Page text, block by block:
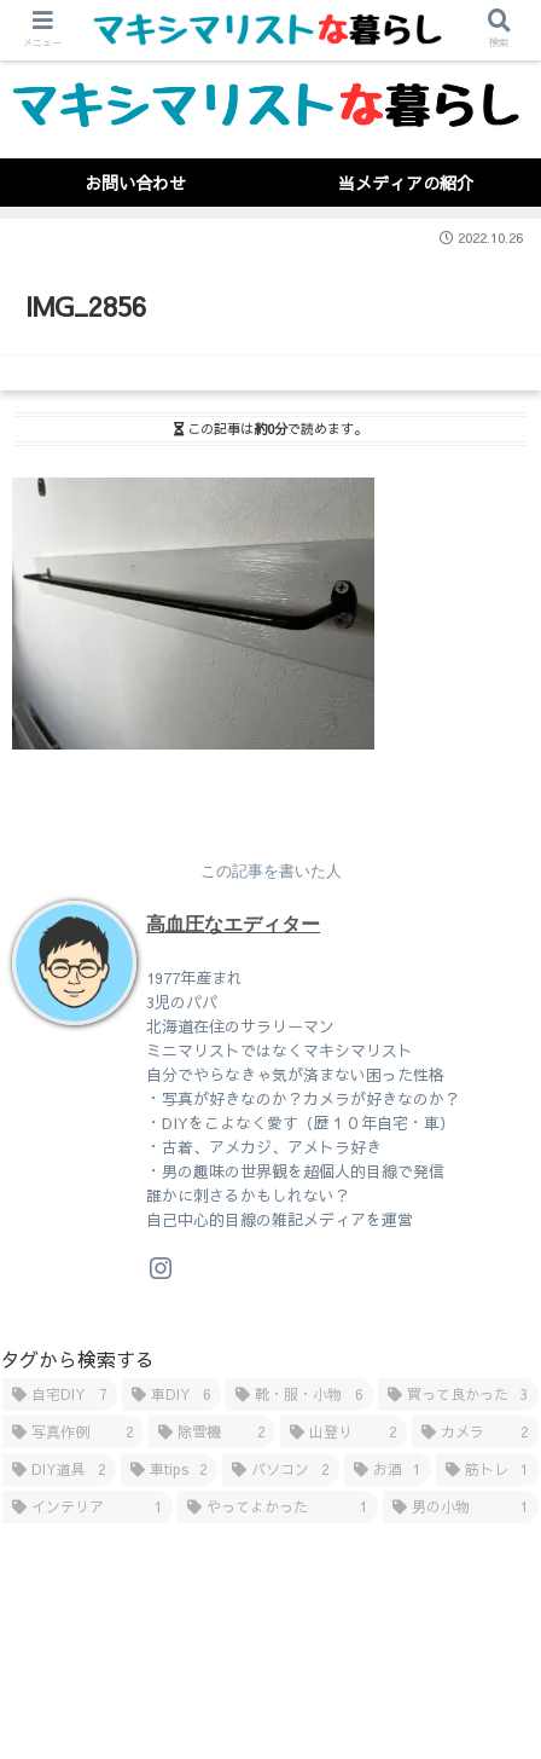
お問い合わせ 当メディアの紹介
IMG_2856
2022.10.26
この記事は約0分で読めます。
この記事を書いた人
高血圧なエディター
1977年産まれ
3児のパパ
北海道在住のサラリーマン
ミニマリストではなくマキシマリスト
自分でやらなきゃ気が済まない困った性格
・写真が好きなのか？カメラが好きなのか？
・DIYをこよなく愛す（歴１０年自宅・車）
・古着、アメカジ、アメトラ好き
・男の趣味の世界観を超個人的目線で発信
誰かに刺さるかもしれない？
自己中心的目線の雑記メディアを運営
タグから検索する
自宅DIY 7 車DIY 6 靴・服・小物 6 買って良かった
3
写真作例
2 除雪機 2 山登り 2 カメラ
2
DIY道具
2 車tips 2 パソコン 2 お酒 1 筋トレ
1
インテリア
1 やってよかった 1 男の小物 1
メニュー 検索